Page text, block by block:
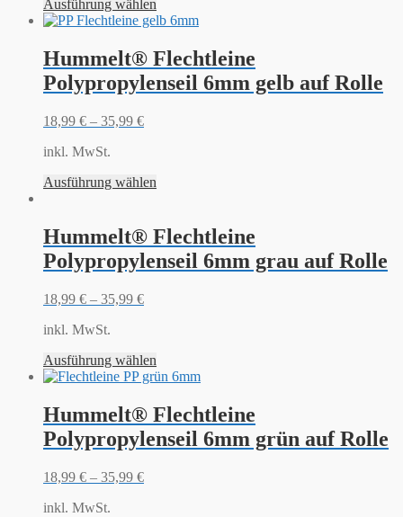
Ausführung wählen
Hummelt® Flechtleine
Polypropylenseil 6mm gelb auf Rolle
18,99 € – 35,99 €
inkl. MwSt.
Ausführung wählen
Hummelt® Flechtleine
Polypropylenseil 6mm grau auf Rolle
18,99 € – 35,99 €
inkl. MwSt.
Ausführung wählen
Hummelt® Flechtleine
Polypropylenseil 6mm grün auf Rolle
18,99 € – 35,99 €
inkl. MwSt.